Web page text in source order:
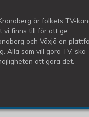
är folkets TV-
vi finns till för att ge
och Växjö en
Alla som vill göra TV, ska
att göra det.